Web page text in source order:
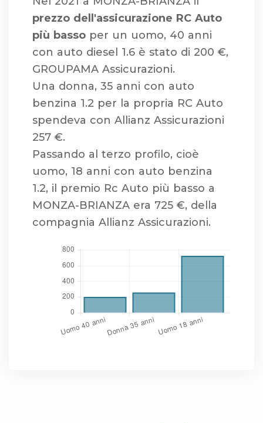
prezzo dell'assicurazione RC Auto
più basso per un uomo, 40 anni
con auto diesel 1.6 è stato di 200 €,
GROUPAMA Assicurazioni.
Una donna, 35 anni con auto
benzina 1.2 per la propria RC Auto
spendeva con Allianz Assicurazioni
257 €.
Passando al terzo profilo, cioè
uomo, 18 anni con auto benzina
1.2, il premio Rc Auto più basso a
MONZA-BRIANZA era 725 €, della
compagnia Allianz Assicurazioni.